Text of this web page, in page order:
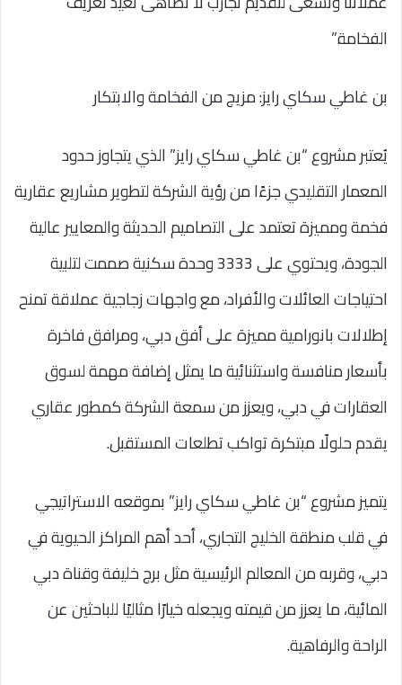
الفخامة.”
بن غاطي سكاي رايز: مزيج من الفخامة والابتكار
يُعتبر مشروع “بن غاطي سكاي رايز” الذي يتجاوز حدود
المعمار التقليدي جزءًا من رؤية الشركة لتطوير مشاريع عقارية
فخمة ومميزة تعتمد على التصاميم الحديثة والمعايير عالية
الجودة، ويحتوي على 3333 وحدة سكنية صممت لتلبية
احتياجات العائلات والأفراد، مع واجهات زجاجية عملاقة تمنح
إطلالات بانورامية مميزة على أفق دبي، ومرافق فاخرة
بأسعار منافسة واستثنائية ما يمثل إضافة مهمة لسوق
العقارات في دبي، ويعزز من سمعة الشركة كمطور عقاري
يقدم حلولًا مبتكرة تواكب تطلعات المستقبل.
يتميز مشروع “بن غاطي سكاي رايز” بموقعه الاستراتيجي
في قلب منطقة الخليج التجاري، أحد أهم المراكز الحيوية في
دبي، وقربه من المعالم الرئيسية مثل برج خليفة وقناة دبي
المائية، ما يعزز من قيمته ويجعله خيارًا مثاليًا للباحثين عن
الراحة والرفاهية.